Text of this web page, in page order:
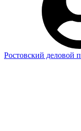
Ростовский деловой